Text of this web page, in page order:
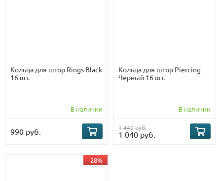
Кольца для штор Rings Black
16 шт.
В наличии
990 руб.
Кольца для штор Piercing
Черный 16 шт.
В наличии
1 440 руб.
1 040 руб.
-28%